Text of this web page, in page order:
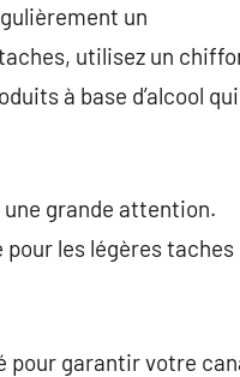
un
utilisez un
à base d’alcool qui
grande attention.
pour les légères taches
pour garantir votre